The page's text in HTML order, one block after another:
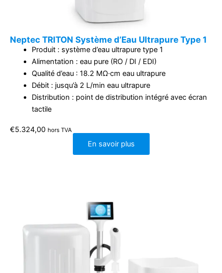
Neptec TRITON Système d’Eau Ultrapure Type 1
Produit : système d’eau ultrapure type 1
Alimentation : eau pure (RO / DI / EDI)
Qualité d’eau : 18.2 MΩ·cm eau ultrapure
Débit : jusqu’à 2 L/min eau ultrapure
Distribution : point de distribution intégré avec écran
tactile
€5.324,00 hors TVA
En savoir plus